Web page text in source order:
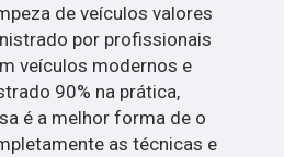
de veículos valores
por profissionais
veículos modernos e
90% na prática,
é a melhor forma de o
as técnicas e